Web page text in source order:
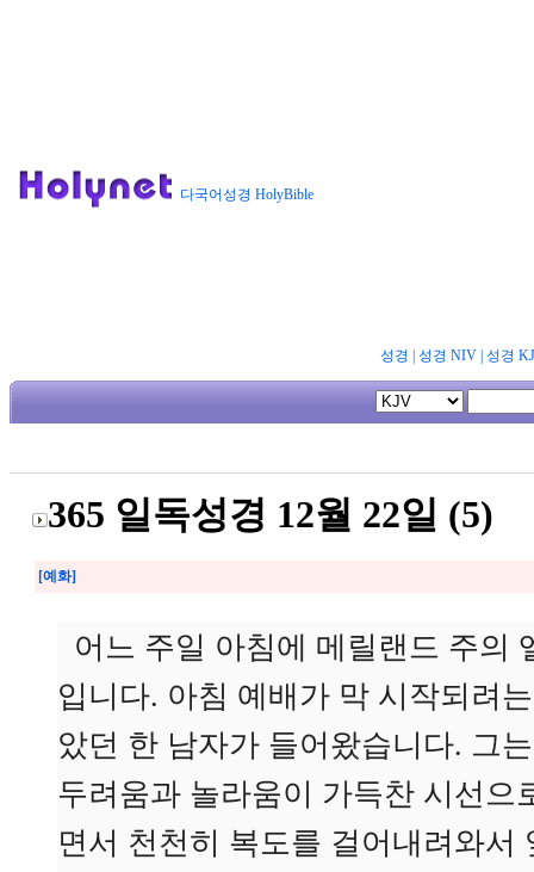
다국어성경 HolyBible
성경 성경 NIV| 성경
365 일독성경 12월 22일 (5)
[예화]
어느 주일 아침에 메릴랜드 주의
입니다. 아침 예배가 막 시작되려
았던 한 남자가 들어왔습니다. 그
두려움과 놀라움이 가득찬 시선
면서 천천히 복도를 걸어내려와